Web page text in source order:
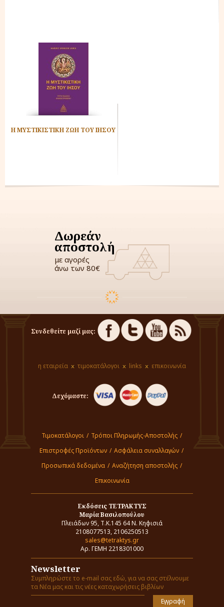
Η ΜΥΣΤΙΚΙΣΤΙΚΗ ΖΩΗ ΤΟΥ ΙΗΣΟΥ
Δωρεάν
αποστολή
με αγορές
άνω των 80€
Συνδεθείτε μαζί μας:
η εταιρεία τιμοκατάλογοι links επικοινωνία
Δεχόμαστε:
Τιμοκατάλογοι / Τρόποι Πληρωμής-Αποστολής /
Επιστροφές Προϊόντων / Ασφάλεια συναλλαγών /
Προσωπικά δεδομένα / Αναζήτηση αποστολής /
Επικοινωνία
Εκδόσεις ΤΕΤΡΑΚΤΥΣ
Μαρία Βασιλοπούλου
Πλειάδων 95, Τ.Κ.145 64 Ν. Κηφισιά
2108077513, 2106250513
sales@tetraktys.gr
Αρ. ΓΕΜΗ 2218301000
Newsletter
Συμπληρώστε το e-mail σας εδώ, για να σας στέλνουμε
τα Νέα μας και τις νέες καταχωρήσεις βιβλίων